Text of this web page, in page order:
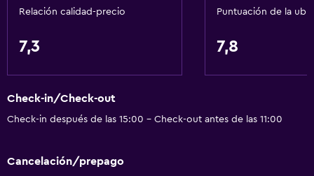
Relación calidad-precio
7,3
Puntuación de la
7,8
Check-in/Check-out
Check-in después de las 15:00 - Check-out antes de las 11:00
Cancelación/prepago